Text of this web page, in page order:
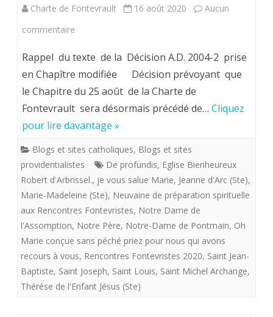
d’Arc
de
la
Chrétienté”
Charte de Fontevrault 16 août 2020
Aucun
commentaire
FONTEVRISTES
2020.
Annonce
neuvaine
préparatoire
du
16
au
Rappel du texte de la Décision A.D. 2004-2 prise
en Chapître modifiée Décision prévoyant que
le Chapitre du 25 août de la Charte de
Fontevrault sera désormais précédé de… Cliquez
pour lire davantage »
Blogs et sites catholiques, Blogs et sites
providentialistes
De profundis, Eglise Bienheureux
Robert d'Arbrissel., je vous salue Marie, Jeanne d'Arc (Ste),
Marie-Madeleine (Ste), Neuvaine de préparation spirituelle
aux Rencontres Fontevristes, Notre Dame de
l'Assomption, Notre Père, Notre-Dame de Pontmain, Oh
Marie conçue sans péché priez pour nous qui avons
recours à vous, Rencontres Fontevristes 2020, Saint Jean-
Baptiste, Saint Joseph, Saint Louis, Saint Michel Archange,
Thérése de l'Enfant Jésus (Ste)